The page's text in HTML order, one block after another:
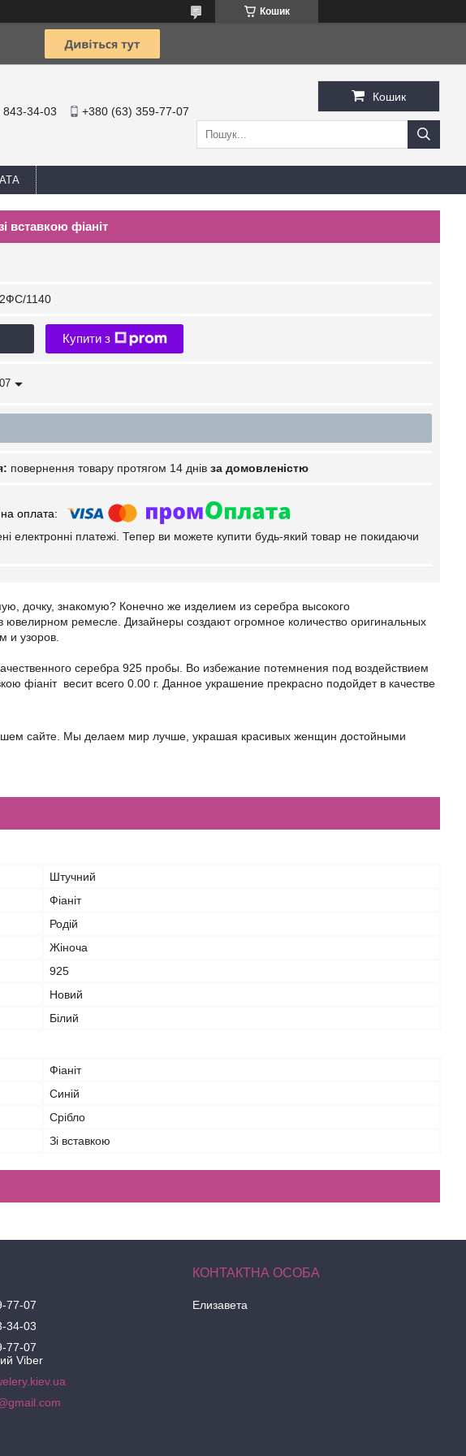
Кошик
34-03 +380 (63) 359-77-07
Кошик
вставкою фіаніт
1140
Купити з
повернення товару протягом 14 днів за домовленістю
електронні платежі. Тепер ви можете купити будь-який товар не покидаючи
дочку, знакомую? Конечно же изделием из серебра высокого
ремесле. Дизайнеры создают огромное количество оригинальных
и узоров.
серебра 925 пробы. Во избежание потемнения под воздействием
фіаніт весит всего 0.00 г. Данное украшение прекрасно подойдет в качестве
сайте. Мы делаем мир лучше, украшая красивых женщин достойными
Штучний
Фіаніт
Родій
Жіноча
925
Новий
Білий
Фіаніт
Синій
Срібло
Зі вставкою
77-07
34-03
77-07
Viber
Елизавета